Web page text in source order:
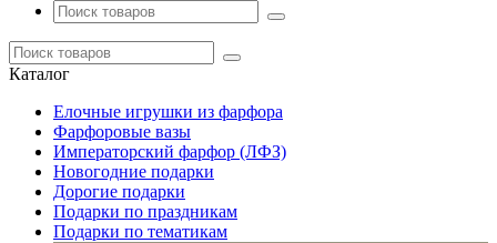
Каталог
Елочные игрушки из фарфора
Фарфоровые вазы
Императорский фарфор (ЛФЗ)
Новогодние подарки
Дорогие подарки
Подарки по праздникам
Подарки по тематикам